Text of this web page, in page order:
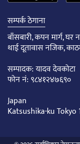
सम्पर्क ठेगाना
बाँसबारी, कपन मार्ग, घर
थाई दूतावास नजिक,
सम्पादक: यादव देवकोटा
फोन नं: ९८४१२४७६९०
Japan
Katsushika-ku Tokyo